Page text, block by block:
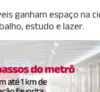
ganham espaço na
estudo e lazer.